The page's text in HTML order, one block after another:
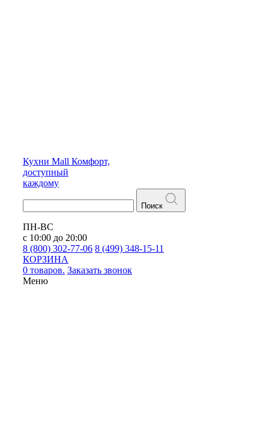
Кухни Mall Комфорт,
доступный
каждому
Поиск
ПН-ВС
с 10:00 до 20:00
8 (800) 302-77-06 8 (499) 348-15-11
КОРЗИНА
0 товаров. Заказать звонок
Меню